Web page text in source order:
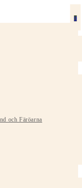
och Färöarna
0